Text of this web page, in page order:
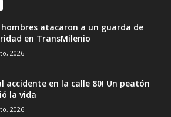
hombres atacaron a un guarda de
en TransMilenio
2026
accidente en la calle 80! Un peatón
la vida
2026